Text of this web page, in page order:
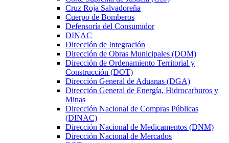
Cruz Roja Salvadoreña
Cuerpo de Bomberos
Defensoría del Consumidor
DINAC
Dirección de Integración
Dirección de Obras Municipales (DOM)
Dirección de Ordenamiento Territorial y
Construcción (DOT)
Dirección General de Aduanas (DGA)
Dirección General de Energía, Hidrocarburos y
Minas
Dirección Nacional de Compras Públicas
(DINAC)
Dirección Nacional de Medicamentos (DNM)
Dirección Nacional de Mercados